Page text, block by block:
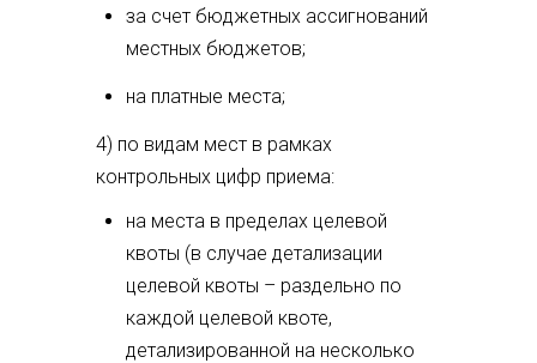
за счет бюджетных ассигнований
местных бюджетов;
на платные места;
4) по видам мест в рамках
контрольных цифр приема:
на места в пределах целевой
квоты (в случае детализации
целевой квоты – раздельно по
каждой целевой квоте,
детализированной на несколько